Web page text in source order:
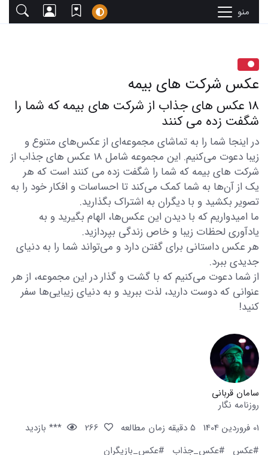
منو
عکس شرکت های بیمه
18 عکس های جذاب از شرکت های بیمه که شما را
شگفت زده می کنند
در اینجا شما را به تماشای مجموعه‌ای از عکس‌های متنوع و
زیبا دعوت می‌کنیم. این مجموعه شامل 18 عکس های جذاب از
شرکت های بیمه که شما را شگفت زده می کنند است که هر
یک از آن‌ها به شما کمک می‌کند تا احساسات و افکار خود را به
تصویر بکشید و با دیگران به اشتراک بگذارید.
ما امیدواریم که با دیدن این عکس‌ها، الهام بگیرید و به
یادآوری لحظات زیبا و خاص زندگی بپردازید.
هر عکس داستانی برای گفتن دارد و می‌تواند شما را به دنیای
جدیدی ببرد.
از شما دعوت می‌کنیم که با گشت و گذار در این مجموعه، از هر
عنوانی که دوست دارید، لذت ببرید و به دنیای زیبایی‌ها سفر
کنید!
سامان قربانی
روزنامه نگار
01 فروردین 1404
5 دقیقه زمان مطالعه
*** بازدید
#عکس
#عکس_جذاب #عکس_بازیگران